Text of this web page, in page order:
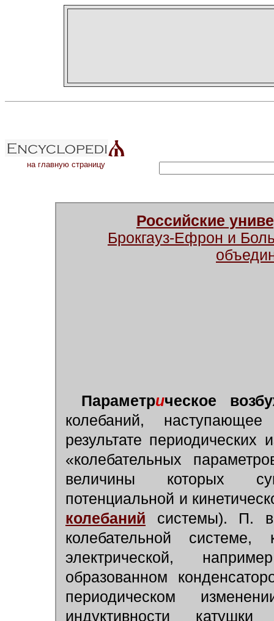
на главную страницу
Российские
Брокгауз-Ефрон и
Параметрическое
колебаний,
результате периодических
«колебательных
величины которых
потенциальной и
колебаний
системы). П.
колебательной
электрической,
образованном
периодическом
индуктивности